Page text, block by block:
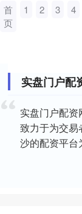
首
页
1 2 3 4
实盘门户配
实盘门户配资
致力于为交
沙的配资平台